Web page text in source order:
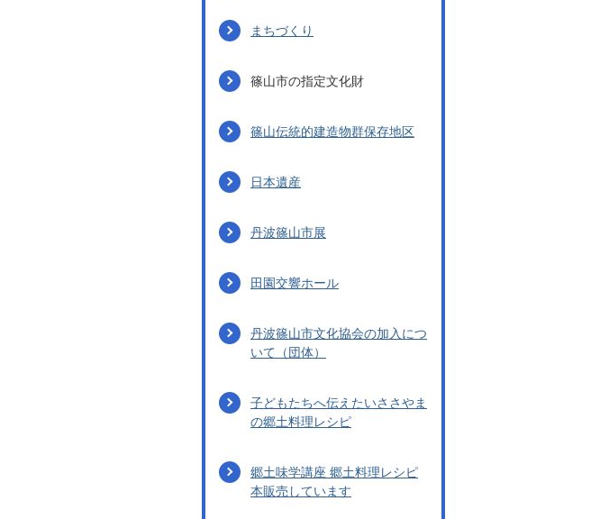
まちづくり
篠山市の指定文化財
篠山伝統的建造物群保存地区
日本遺産
丹波篠山市展
田園交響ホール
丹波篠山市文化協会の加入につ
いて（団体）
子どもたちへ伝えたいささやま
の郷土料理レシピ
郷土味学講座 郷土料理レシピ
本販売しています